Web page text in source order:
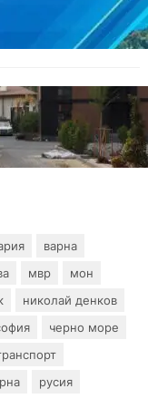
заповедите за
„Баба
варна
мвр
мон
николай денков
черно море
русия